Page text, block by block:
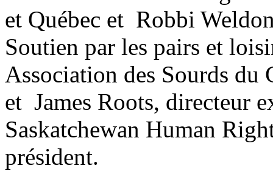
et Québec et Robbi
Soutien par les pairs et
Association des Sourds
et James Roots, directeur
Saskatchewan Human
président.